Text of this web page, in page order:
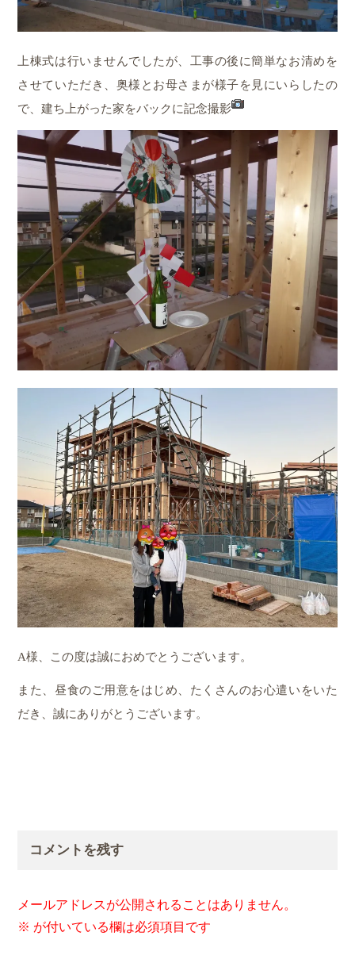
上棟式は行いませんでしたが、工事の後に簡単なお清めを
させていただき、奥様とお母さまが様子を見にいらしたの
で、建ち上がった家をバックに記念撮影
A様、この度は誠におめでとうございます。
また、昼食のご用意をはじめ、たくさんのお心遣いをいた
だき、誠にありがとうございます。
コメントを残す
メールアドレスが公開されることはありません。
※ が付いている欄は必須項目です